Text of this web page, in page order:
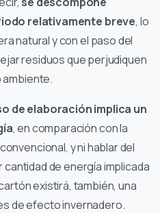
relativamente breve, lo
natural y con el paso del
residuos que perjudiquen
ambiente.
de elaboración implica un
, en comparación con la
y ni hablar del
de energía implicada
existirá, también, una
de efecto invernadero.